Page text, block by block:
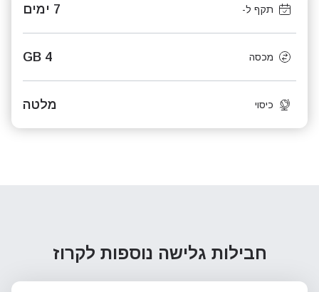
תקף ל- 7 ימים
מכסה 4 GB
כיסוי מלטה
חבילות גלישה נוספות לקרוז